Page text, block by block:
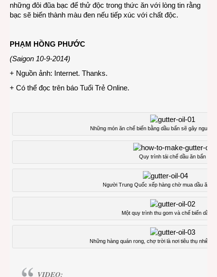
những đôi đũa bạc để thử độc trong thức ăn với lòng tin rằng
bạc sẽ biến thành màu đen nếu tiếp xúc với chất độc.
PHẠM HỒNG PHƯỚC
(Saigon 10-9-2014)
+ Nguồn ảnh: Internet. Thanks.
+ Có thể đọc trên báo Tuổi Trẻ Online.
Những món ăn chế biến bằng dầu bẩn sẽ gây nguy
Quy trình tái chế dầu ăn bẩn
Người Trung Quốc xếp hàng chờ mua dầu ăn
Một quy trình thu gom và chế biến dầu
Những hàng quán rong, chợ trời là nơi tiêu thụ nhiều
VIDEO: